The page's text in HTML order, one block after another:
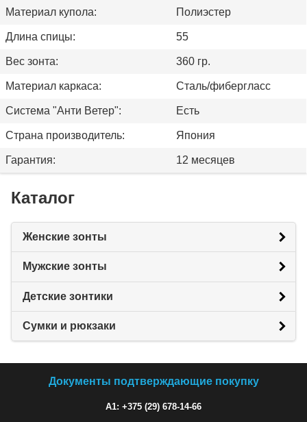
Материал купола: Полиэстер
Длина спицы: 55
Вес зонта: 360 гр.
Материал каркаса: Сталь/фибергласс
Система "Анти Ветер": Есть
Страна производитель: Япония
Гарантия: 12 месяцев
Каталог
Женские зонты
Мужские зонты
Детские зонтики
Сумки и рюкзаки
Документы подтверждающие покупку
A1: +375 (29) 678-14-66